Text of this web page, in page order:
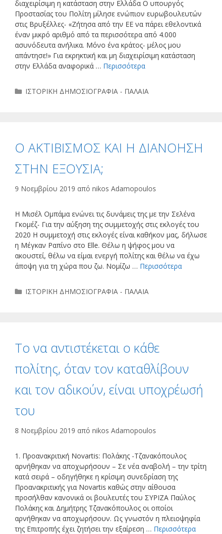
διαχειρίσιμη η κατάσταση στην Ελλάδα Ο υπουργός
Προστασίας του Πολίτη μίλησε ενώπιον ευρωβουλευτών
στις Βρυξέλλες- «Ζήτησα από την ΕΕ να πάρει εθελοντικά
έναν μικρό αριθμό από τα περισσότερα από 4.000
ασυνόδευτα ανήλικα. Μόνο ένα κράτος- μέλος μου
απάντησε!» Για εκρηκτική και μη διαχειρίσιμη κατάσταση
στην Ελλάδα αναφορικά … Περισσότερα
Κατηγορίες
ΙΣΤΟΡΙΚΗ ΔΗΜΟΣΙΟΓΡΑΦΙΑ - ΠΑΛΑΙΑ
Ο ΑΚΤΙΒΙΣΜΟΣ ΚΑΙ Η ΔΙΑΝΟΗΣΗ
ΣΤΗΝ ΕΞΟΥΣΙΑ;
9 Νοεμβρίου 2019 από nikos Adamopoulos
Η Μισέλ Ομπάμα ενώνει τις δυνάμεις της με την Σελένα
Γκομέζ- Για την αύξηση της συμμετοχής στις εκλογές του
2020 Η συμμετοχή στις εκλογές είναι καθήκον μας, δήλωσε
η Μέγκαν Ραπίνο στο Elle. Θέλω η ψήφος μου να
ακουστεί, θέλω να είμαι ενεργή πολίτης και θέλω να έχω
άποψη για τη χώρα που ζω. Νομίζω … Περισσότερα
Κατηγορίες
ΙΣΤΟΡΙΚΗ ΔΗΜΟΣΙΟΓΡΑΦΙΑ - ΠΑΛΑΙΑ
Το να αντιστέκεται ο κάθε
πολίτης, όταν τον καταθλίβουν
και τον αδικούν, είναι υποχρέωσή
του
8 Νοεμβρίου 2019 από nikos Adamopoulos
1. Προανακριτική Novartis: Πολάκης -Τζανακόπουλος
αρνήθηκαν να αποχωρήσουν – Σε νέα αναβολή – την τρίτη
κατά σειρά – οδηγήθηκε η κρίσιμη συνεδρίαση της
Προανακριτικής για Novartis καθώς στην αίθουσα
προσήλθαν κανονικά οι βουλευτές του ΣΥΡΙΖΑ Παύλος
Πολάκης και Δημήτρης Τζανακόπουλος οι οποίοι
αρνήθηκαν να αποχωρήσουν. Ως γνωστόν η πλειοψηφία
της Επιτροπής έχει ζητήσει την εξαίρεση … Περισσότερα